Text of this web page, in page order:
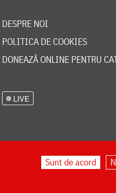
DESPRE NOI
POLITICA DE COOKIES
DONEAZĂ ONLINE PENTRU
LIVE
Sunt de acord